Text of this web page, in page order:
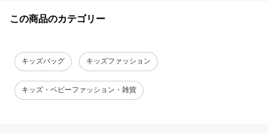
この商品のカテゴリー
キッズバッグ キッズファッション
キッズ・ベビーファッション・雑貨